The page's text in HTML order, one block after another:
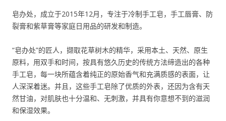
皂办处，成立于2015年12月，专注于冷制手工皂，手工唇膏、防
裂膏和紫草膏等家庭日用品的研发和制造。
“皂办处”的匠人，撷取花草树木的精华，采用本土、天然、原生
原料，用双手和时间，按具有悠久历史的传统方法缔造出的各种
手工皂，每一块所蕴含着纯正的原始香气和充满质感的表面，让
人深深着迷。并且，这些手工皂除了优质的外表，还因为含有天
然甘油，对肌肤也十分温和、无刺激，并具有你意想不到的滋润
和保湿效果。